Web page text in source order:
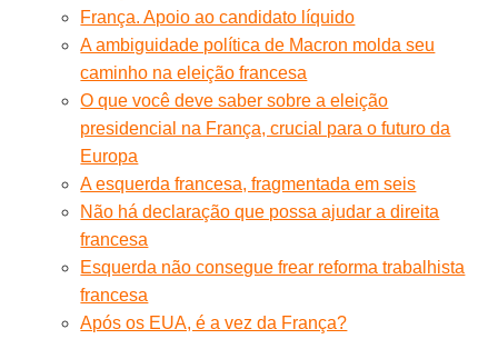
França. Apoio ao candidato líquido
A ambiguidade política de Macron molda seu
caminho na eleição francesa
O que você deve saber sobre a eleição
presidencial na França, crucial para o futuro da
Europa
A esquerda francesa, fragmentada em seis
Não há declaração que possa ajudar a direita
francesa
Esquerda não consegue frear reforma trabalhista
francesa
Após os EUA, é a vez da França?